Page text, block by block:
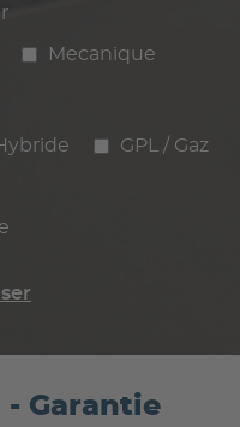
Mecanique
GPL / Gaz
- Garantie